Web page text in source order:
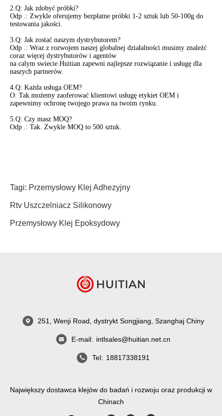
2.Q: Jak zdobyć próbki?
Odp .: Zwykle oferujemy bezpłatne próbki 1-2 sztuk lub 50-100g do
testowania jakości.
3.Q: Jak zostać naszym dystrybutorem?
Odp .: Wraz z rozwojem naszej globalnej działalności musimy znaleźć
coraz więcej dystrybutorów i agentów
na calym swiecie.Huitian zapewni najlepsze rozwiązanie i usługę dla
naszych partnerów.
4.Q: Każda usługa OEM?
O: Tak.możemy zaoferować klientowi usługę etykiet OEM i
zapewnimy ochronę twojego prawa na twoim rynku.
5.Q: Czy masz MOQ?
Odp .: Tak. Zwykle MOQ to 500 sztuk.
Tagi: Przemysłowy Klej Adhezyjny
Rtv Uszczelniacz Silikonowy
Przemysłowy Klej Epoksydowy
251, Wenji Road, dystrykt Songjiang, Szanghaj Chiny
E-mail: intlsales@huitian.net.cn
Tel: 18817338191
Największy dostawca klejów do badań i rozwoju oraz produkcji w
Chinach